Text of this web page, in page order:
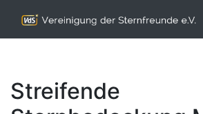
Streifende